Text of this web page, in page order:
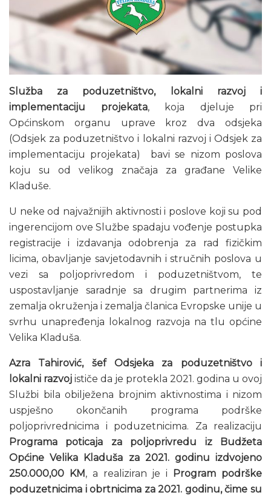
Služba za poduzetništvo, lokalni razvoj i
implementaciju projekata, koja djeluje pri
Općinskom organu uprave kroz dva odsjeka
(Odsjek za poduzetništvo i lokalni razvoj i Odsjek za
implementaciju projekata) bavi se nizom poslova
koju su od velikog značaja za građane Velike
Kladuše.
U neke od najvažnijih aktivnosti i poslove koji su pod
ingerencijom ove Službe spadaju vođenje postupka
registracije i izdavanja odobrenja za rad fizičkim
licima, obavljanje savjetodavnih i stručnih poslova u
vezi sa poljoprivredom i poduzetništvom, te
uspostavljanje saradnje sa drugim partnerima iz
zemalja okruženja i zemalja članica Evropske unije u
svrhu unapređenja lokalnog razvoja na tlu općine
Velika Kladuša.
Azra Tahirović, šef Odsjeka za poduzetništvo i
lokalni razvoj ističe da je protekla 2021. godina u ovoj
Službi bila obilježena brojnim aktivnostima i nizom
uspješno okončanih programa podrške
poljoprivrednicima i poduzetnicima. Za realizaciju
Programa poticaja za poljoprivredu iz Budžeta
Općine Velika Kladuša za 2021. godinu izdvojeno
250.000,00 KM, a realiziran je i Program podrške
poduzetnicima i obrtnicima za 2021. godinu, čime su